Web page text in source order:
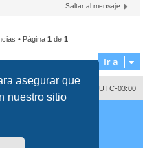
asegurar que
nuestro sitio
Saltar al mensaje
• Página 1 de 1
Ir a
Todos los horarios son UTC-03:00
Limited